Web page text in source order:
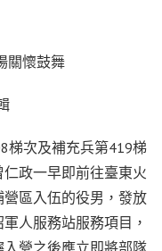
梯次及補充兵第419梯
政一早即前往臺東火
區入伍的役男，發放
人服務站服務項目，
營之後應立即將部隊